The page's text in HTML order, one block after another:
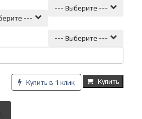
--- Выберите ---
---
--- Выберите ---
Купить в 1 клик
Купить